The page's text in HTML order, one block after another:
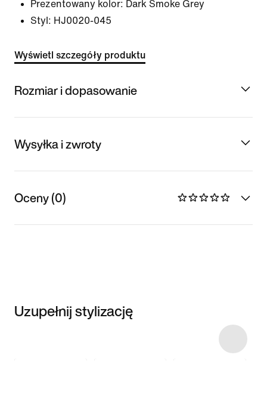
Prezentowany kolor: Dark Smoke Grey
Styl: HJ0020-045
Wyświetl szczegóły produktu
Rozmiar i dopasowanie
Wysyłka i zwroty
Oceny (0)
Uzupełnij stylizację